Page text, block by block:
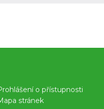
o přístupnosti
stránek